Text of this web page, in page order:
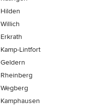
Hilden
Willich
Erkrath
Kamp-Lintfort
Geldern
Rheinberg
Wegberg
Kamphausen